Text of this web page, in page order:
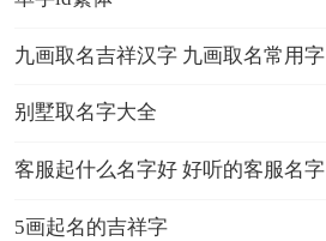
九画取名吉祥汉字 九画取名常用字
别墅取名字大全
客服起什么名字好 好听的客服名字
5画起名的吉祥字